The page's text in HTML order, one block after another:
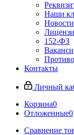
Наши
Новости
152-ФЗ
Контакты
Личный
Корзина0
Отложенные0
Сравнение